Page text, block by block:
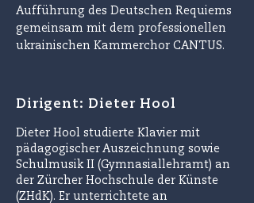
Aufführung des Deutschen Requiems
gemeinsam mit dem professionellen
ukrainischen Kammerchor CANTUS.
Dirigent: Dieter Hool
Dieter Hool studierte Klavier mit
pädagogischer Auszeichnung sowie
Schulmusik II (Gymnasiallehramt) an
der Zürcher Hochschule der Künste
(ZHdK). Er unterrichtete an